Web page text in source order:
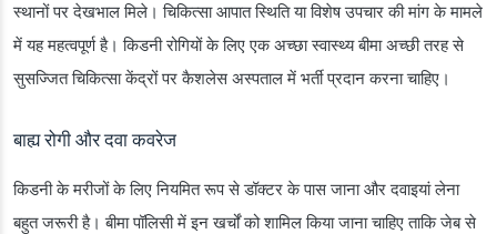
स्थानों पर देखभाल मिले। चिकित्सा आपात स्थिति या विशेष उपचार की मांग के मामले
में यह महत्वपूर्ण है। किडनी रोगियों के लिए एक अच्छा स्वास्थ्य बीमा अच्छी तरह से
सुसज्जित चिकित्सा केंद्रों पर कैशलेस अस्पताल में भर्ती प्रदान करना चाहिए।
बाह्य रोगी और दवा कवरेज
किडनी के मरीजों के लिए नियमित रूप से डॉक्टर के पास जाना और दवाइयां लेना
बहुत जरूरी है। बीमा पॉलिसी में इन खर्चों को शामिल किया जाना चाहिए ताकि जेब से